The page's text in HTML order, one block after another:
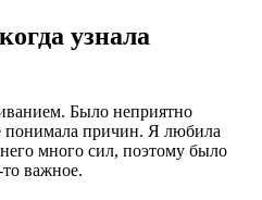
узнала
Было неприятно
понимала причин. Я любила
много сил, поэтому было
важное.